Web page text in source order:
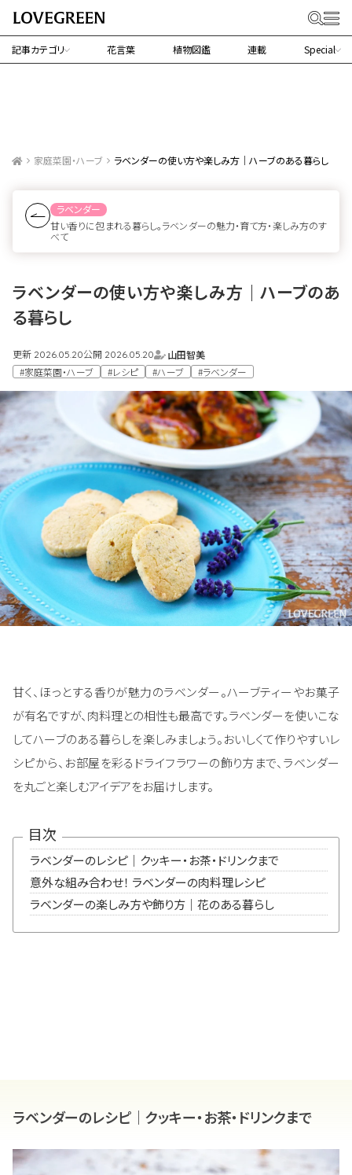
記事カテゴリ 花言葉 植物図鑑 連載 Special
家庭菜園・ハーブ ラベンダーの使い方や楽しみ方｜ハーブのある暮らし
ラベンダー
甘い香りに包まれる暮らし。ラベンダーの魅力・育て方・楽しみ方のす
べて
ラベンダーの使い方や楽しみ方｜ハーブのあ
る暮らし
更新 2026.05.20公開 2026.05.20
山田智美
#家庭菜園・ハーブ
#レシピ #ハーブ #ラベンダー
甘く、ほっとする香りが魅力のラベンダー。ハーブティーやお菓子
が有名ですが、肉料理との相性も最高です。ラベンダーを使いこな
してハーブのある暮らしを楽しみましょう。おいしくて作りやすいレ
シピから、お部屋を彩るドライフラワーの飾り方まで、ラベンダー
を丸ごと楽しむアイデアをお届けします。
目次
ラベンダーのレシピ｜クッキー・お茶・ドリンクまで
意外な組み合わせ！ ラベンダーの肉料理レシピ
ラベンダーの楽しみ方や飾り方｜花のある暮らし
ラベンダーのレシピ｜クッキー・お茶・ドリンクまで